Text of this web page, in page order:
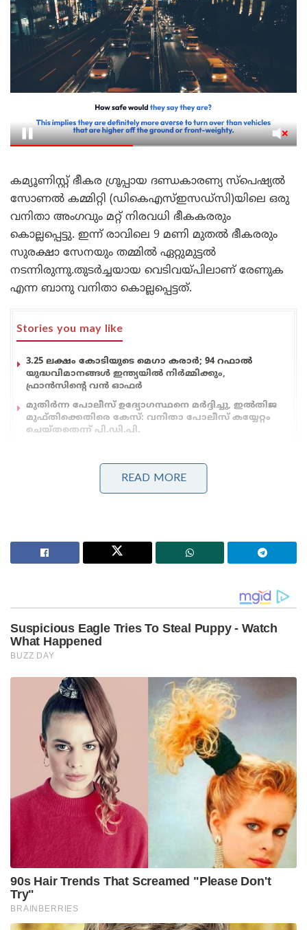
കമ്യൂണിസ്റ്റ് ഭീകര ഗ്രൂപ്പായ ദണ്ഡകാരണ്യ സ്പെഷ്യൽ
സോണൽ കമ്മിറ്റി (ഡികെഎസ്ഇസഡ്സി)യിലെ ഒരു
വനിതാ അംഗവും മറ്റ് നിരവധി ഭീകകരരും
കൊല്ലപ്പെട്ടു. ഇന്ന് രാവിലെ 9 മണി മുതൽ ഭീകരരും
സുരക്ഷാ സേനയും തമ്മിൽ ഏറ്റുമുട്ടൽ
നടന്നിരുന്നു.തുടർച്ചയായ വെടിവയ്പിലാണ് രേണുക
എന്ന ബാനു വനിതാ കൊല്ലപ്പെട്ടത്.
Stories you may like
3.25 ലക്ഷം കോടിയുടെ മെഗാ കരാർ; 94 റഫാൽ
യുദ്ധവിമാനങ്ങൾ ഇന്ത്യയിൽ നിർമ്മിക്കും,
ഫ്രാൻസിന്റെ വൻ ഓഫർ
മുതിർന്ന പോലീസ് ഉദ്യോഗസ്ഥനെ മർദ്ദിച്ചു, ഇൽതിജ
മുഫ്തിക്കെതിരെ കേസ്: വനിതാ പോലീസ് കയ്യേറ്റം
ചെയ്തതെന്ന് പി.ഡി.പി.
ദന്തേവാഡയിൽ വെച്ചായിരുന്നു ഏറ്റുമുട്ടൽ.
ഗ്രാമത്തിലെ വന മേഖലയിൽ വലിയ
ലഭിച്ചിരുന്നു. ഇതിന്റെ അടിസ്ഥാനത്തിൽ പ്രദേശത്ത്
തിരച്ചിൽ നടത്തുകയായിരുന്ന സുരക്ഷാ സേനക്ക്
ആക്രമണം നടത്തുകയായിരുന്നു. ജില്ലാ റിസർവ്
സേനയുടെ ഒരു സംഘമാണ് ഓപ്പറേഷന് നേതൃത്വം
നൽകിയത്.
നക്‌സൽ മീഡിയ ടീമിന്റെ ചുമതല ബാനു
വഹിച്ചിരുന്നുവെന്നും തെലങ്കാനയിലെ വാറങ്കൽ
ജില്ലയിലെ താമസക്കാരനാണെന്നും അധികൃതർ
പറയുന്നു. ഏറ്റുമുട്ടൽ അവസാനിച്ച ശേഷം നടത്തിയ
തിരച്ചിലിലാണ് വനിതാ നേതാവിന്റെ മൃതദേഹം
കണ്ടെത്തിയത്. ഇൻക്വസ്റ്റ് നടപടികൾക്ക് ശേഷം
മൃതദേഹം ആശുപത്രിയിലേക്ക് മാറ്റി. ഒരു ഇൻസാസ്
റൈഫിൾ, മറ്റ് ആയുധങ്ങൾ, വെടിക്കോപ്പുകൾ,
ദൈനംദിന ഉപയോഗത്തിനുള്ള മറ്റ് വസ്തുക്കളും
ഏറ്റുമുട്ടൽ സ്ഥലത്ത് നിന്ന് കണ്ടെടുത്തിട്ടുണ്ട്. 2025 ൽ
ഇതുവരെ ബസ്തർ മേഖലയിലെ വിവിധ
ഏറ്റുമുട്ടലുകളിലായി 119 ഭീകരരെ സുരക്ഷാ സേന
വധിച്ചിട്ടുണ്ട്.
READ MORE